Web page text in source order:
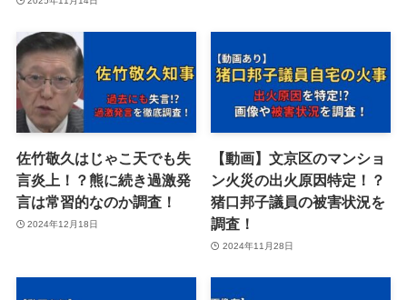
佐竹敬久はじゃこ天でも失
言炎上！？熊に続き過激発
言は常習的なのか調査！
2024年12月18日
【動画】文京区のマンショ
ン火災の出火原因特定！？
猪口邦子議員の被害状況を
調査！
2024年11月28日